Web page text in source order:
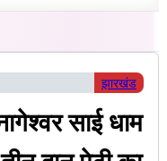
झारखंड
साई धाम